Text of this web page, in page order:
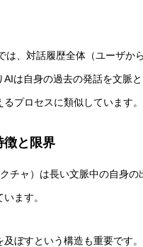
、対話履歴全体（ユーザか
は自身の過去の発話を文脈
プロセスに類似しています。
徴と限界
チャ）は長い文脈中の自身
ます。
ぼすという構造も重要です